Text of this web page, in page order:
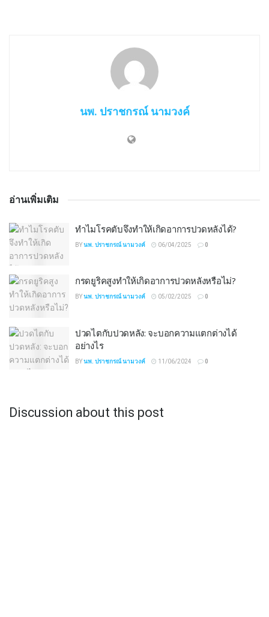
นพ. ปราชกรณ์ นามวงค์
อ่านเพิ่มเติม
ทำไมโรคตับจึงทำให้เกิดอาการปวดหลังได้?
BYนพ. ปราชกรณ์ นามวงค์ 06/04/2025 0
กรดยูริคสูงทำให้เกิดอาการปวดหลังหรือไม่?
BYนพ. ปราชกรณ์ นามวงค์ 05/02/2025 0
ปวดไตกับปวดหลัง: จะบอกความแตกต่างได้
อย่างไร
BYนพ. ปราชกรณ์ นามวงค์ 11/06/2024 0
Discussion about this post